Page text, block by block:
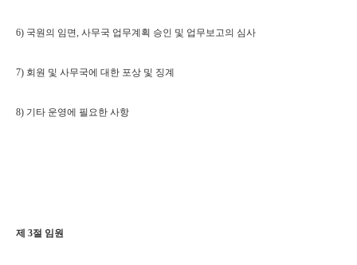
6) 국원의 임면, 사무국 업무계획 승인 및 업무보고의 심사
7) 회원 및 사무국에 대한 포상 및 징계
8) 기타 운영에 필요한 사항
제 3절 임원